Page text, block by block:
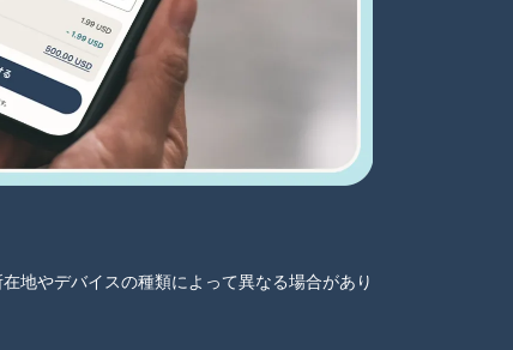
地やデバイスの種類によって異なる場合があり